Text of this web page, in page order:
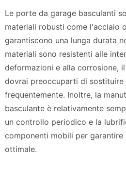
Le porte da garage basculanti
materiali robusti come l'acciaio
garantiscono una lunga durata
materiali sono resistenti alle
deformazioni e alla corrosione,
dovrai preoccuparti di sostituire
frequentemente. Inoltre, la
basculante è relativamente
un controllo periodico e la
componenti mobili per garantire
ottimale.